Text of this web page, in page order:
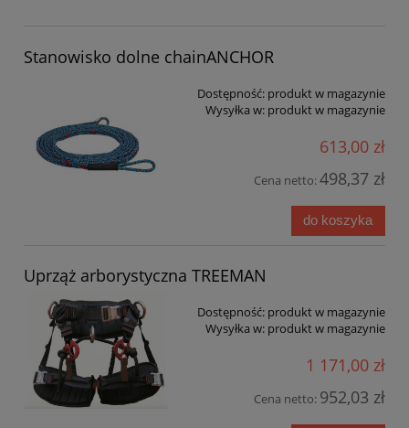
Stanowisko dolne chainANCHOR
Dostępność: produkt w magazynie
Wysyłka w: produkt w magazynie
613,00 zł
Cena netto:498,37 zł
do koszyka
Uprząż arborystyczna TREEMAN
Dostępność: produkt w magazynie
Wysyłka w: produkt w magazynie
1 171,00 zł
Cena netto: 952,03 zł